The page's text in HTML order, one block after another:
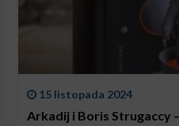
15 listopada 2024
Arkadij i Boris Strugaccy